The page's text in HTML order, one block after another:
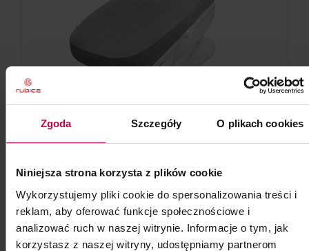
Zgoda Szczegóły O plikach cookies
Niniejsza strona korzysta z plików cookie
Wykorzystujemy pliki cookie do spersonalizowania treści i
reklam, aby oferować funkcje społecznościowe i
analizować ruch w naszej witrynie. Informacje o tym, jak
korzystasz z naszej witryny, udostępniamy partnerom
Pokrowiec na fotel frotte
Kod: 8174
Poj: ml